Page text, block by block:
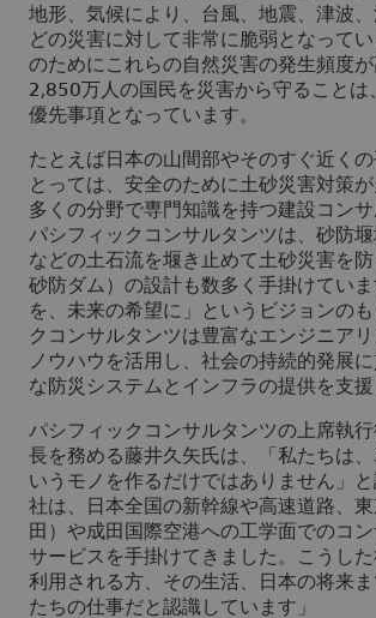
地形、気候により、台風、地震、津波
どの災害に対して非常に脆弱となって
のためにこれらの自然災害の発生頻度
2,850万人の国民を災害から守ることは
優先事項となっています。
たとえば日本の山間部やそのすぐ近く
とっては、安全のために土砂災害対策が
多くの分野で専門知識を持つ建設コンサ
パシフィックコンサルタンツは、砂防
などの土石流を堰き止めて土砂災害を防
砂防ダム）の設計も数多く手掛けてい
を、未来の希望に」というビジョンの
クコンサルタンツは豊富なエンジニア
ノウハウを活用し、社会の持続的発展
な防災システムとインフラの提供を支援
パシフィックコンサルタンツの上席執
長を務める藤井久矢氏は、「私たちは
いうモノを作るだけではありません」
社は、日本全国の新幹線や高速道路、
田）や成田国際空港への工学面でのコン
サービスを手掛けてきました。こうし
利用される方、その生活、日本の将来
たちの仕事だと認識しています」